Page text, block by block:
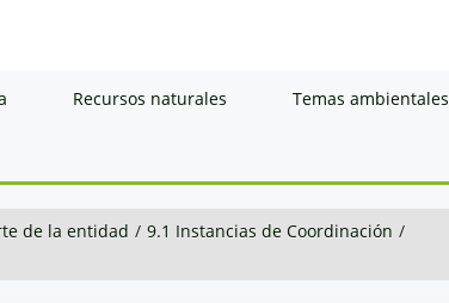
Recursos naturales Temas ambientales
de la entidad / 9.1 Instancias de Coordinación /